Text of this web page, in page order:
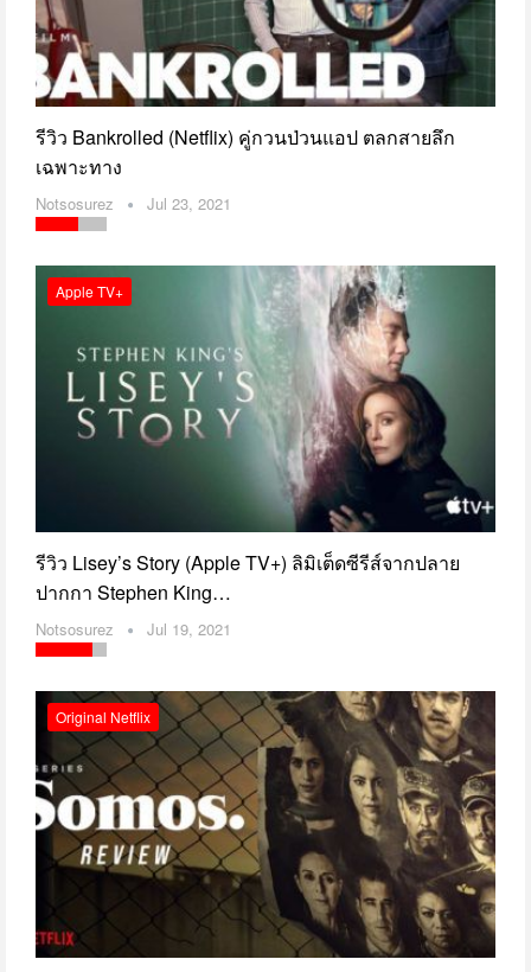
รีวิว Bankrolled (Netflix) คู่กวนป่วนแอป ตลกสายลึก
เฉพาะทาง
Notsosurez Jul 23, 2021
Apple TV+
รีวิว Lisey’s Story (Apple TV+) ลิมิเต็ดซีรีส์จากปลาย
ปากกา Stephen King…
Notsosurez Jul 19, 2021
Original Netflix